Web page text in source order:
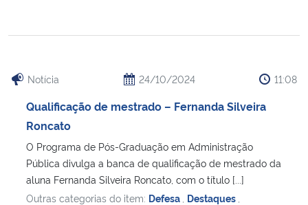
Notícia 24/10/2024 11:08
Qualificação de mestrado – Fernanda Silveira
Roncato
O Programa de Pós-Graduação em Administração
Pública divulga a banca de qualificação de mestrado da
aluna Fernanda Silveira Roncato, com o título [...]
Outras categorias do item: Defesa Destaques